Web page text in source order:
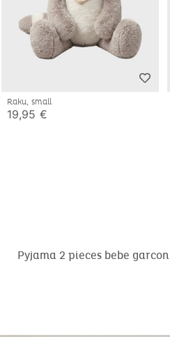
Raku, small
19,95 €
Pyjama 2 pieces bebe garcon